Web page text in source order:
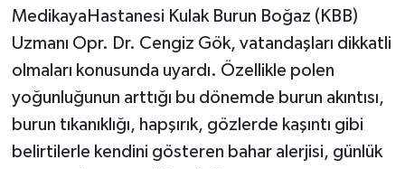
MedikayaHastanesi Kulak Burun Boğaz (KBB)
Uzmanı Opr. Dr. Cengiz Gök, vatandaşları dikkatli
olmaları konusunda uyardı. Özellikle polen
yoğunluğunun arttığı bu dönemde burun akıntısı,
burun tıkanıklığı, hapşırık, gözlerde kaşıntı gibi
belirtilerle kendini gösteren bahar alerjisi, günlük